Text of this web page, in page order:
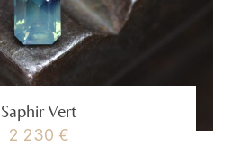
Saphir Vert
2 230 €